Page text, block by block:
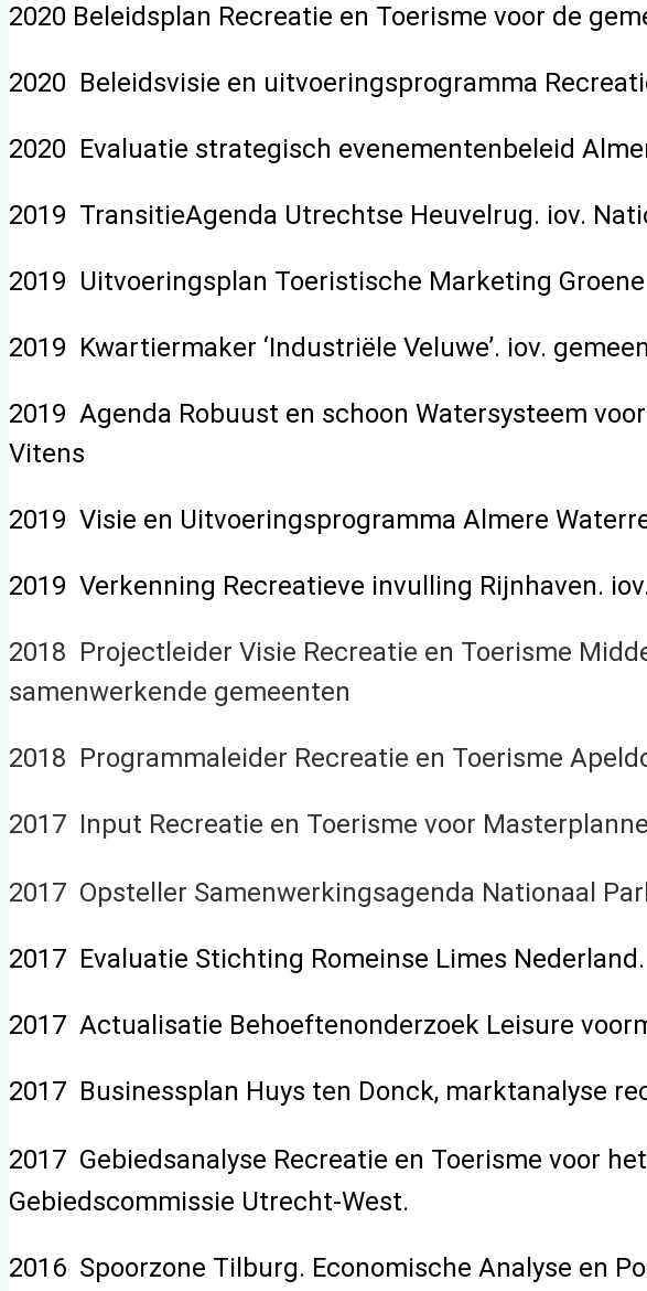
2020 Beleidsplan Recreatie en Toerisme voor de
2020 Beleidsvisie en uitvoeringsprogramma
2020 Evaluatie strategisch evenementenbeleid
2019 TransitieAgenda Utrechtse Heuvelrug. iov.
2019 Uitvoeringsplan Toeristische Marketing
2019 Kwartiermaker ‘Industriële Veluwe’. iov.
2019 Agenda Robuust en schoon Watersysteem
Vitens
2019 Visie en Uitvoeringsprogramma Almere
2019 Verkenning Recreatieve invulling Rijnhaven.
2018 Projectleider Visie Recreatie en Toerisme
samenwerkende gemeenten
2018 Programmaleider Recreatie en Toerisme
2017 Input Recreatie en Toerisme voor
2017 Opsteller Samenwerkingsagenda Nationaal
2017 Evaluatie Stichting Romeinse Limes
2017 Actualisatie Behoeftenonderzoek Leisure
2017 Businessplan Huys ten Donck, marktanalyse
2017 Gebiedsanalyse Recreatie en Toerisme voor
Gebiedscommissie Utrecht-West.
2016 Spoorzone Tilburg. Economische Analyse en